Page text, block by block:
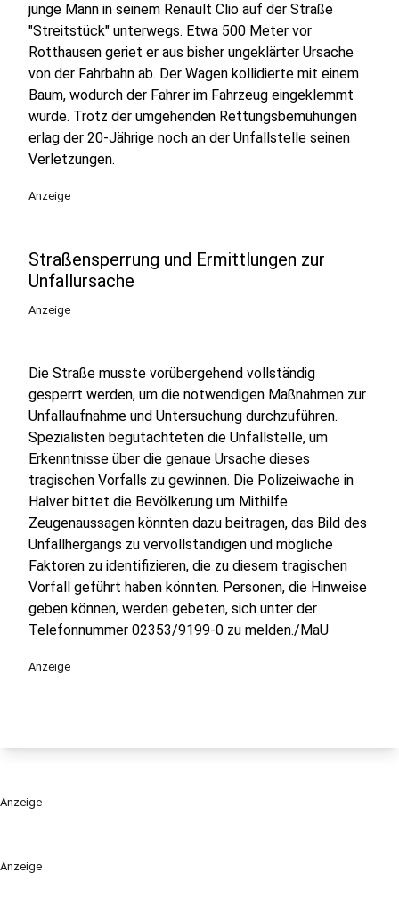
Anzeige
junge Mann in seinem Renault Clio auf der Straße
"Streitstück" unterwegs. Etwa 500 Meter vor
Rotthausen geriet er aus bisher ungeklärter Ursache
von der Fahrbahn ab. Der Wagen kollidierte mit einem
Baum, wodurch der Fahrer im Fahrzeug eingeklemmt
wurde. Trotz der umgehenden Rettungsbemühungen
erlag der 20-Jährige noch an der Unfallstelle seinen
Verletzungen.
Anzeige
Straßensperrung und Ermittlungen zur
Unfallursache
Anzeige
Die Straße musste vorübergehend vollständig
gesperrt werden, um die notwendigen Maßnahmen zur
Unfallaufnahme und Untersuchung durchzuführen.
Spezialisten begutachteten die Unfallstelle, um
Erkenntnisse über die genaue Ursache dieses
tragischen Vorfalls zu gewinnen. Die Polizeiwache in
Halver bittet die Bevölkerung um Mithilfe.
Zeugenaussagen könnten dazu beitragen, das Bild des
Unfallhergangs zu vervollständigen und mögliche
Faktoren zu identifizieren, die zu diesem tragischen
Vorfall geführt haben könnten. Personen, die Hinweise
geben können, werden gebeten, sich unter der
Telefonnummer 02353/9199-0 zu melden./MaU
Anzeige
Anzeige